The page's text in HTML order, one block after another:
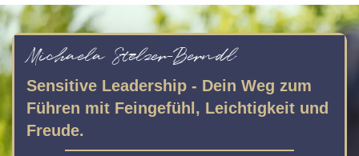
Michaela Stelzer-Berndl
Sensitive Leadership - Dein Weg zum
Führen mit Feingefühl, Leichtigkeit und
Freude.